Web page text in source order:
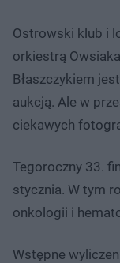
Ostrowski klub i
orkiestrą
Błaszczykiem
aukcją. Ale w
ciekawych
Tegoroczny 33.
stycznia. W tym
onkologii i
Wstępne